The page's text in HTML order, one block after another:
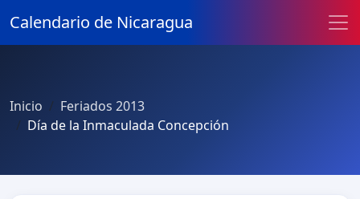
Calendario de Nicaragua
Inicio
Feriados 2013
Día de la Inmaculada Concepción